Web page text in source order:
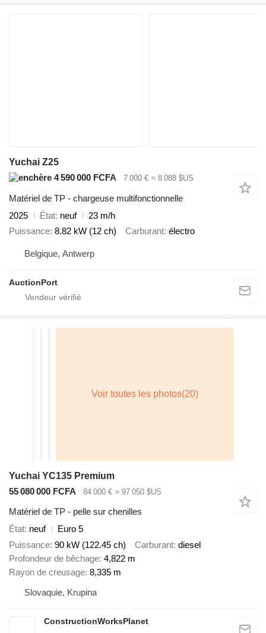
Yuchai Z25
4 590 000 FCFA
7 000 € ≈ 8 088 $US
Matériel de TP - chargeuse multifonctionnelle
2025
État neuf
23 m/h
Puissance 8.82 kW (12 ch) Carburant électro
Belgique, Antwerp
AuctionPort
Yuchai YC135 Premium
55 080 000 FCFA
84 000 € ≈ 97 050 $US
Matériel de TP - pelle sur chenilles
État neuf
Euro 5
Puissance 90 kW (122.45 ch) Carburant diesel
Profondeur de bêchage 4,822 m
Rayon de creusage 8,335 m
Slovaquie, Krupina
ConstructionWorksPlanet